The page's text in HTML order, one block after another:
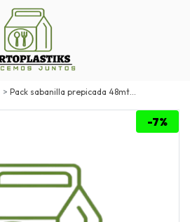
Pack sabanilla prepicada 48mt x2
-7%